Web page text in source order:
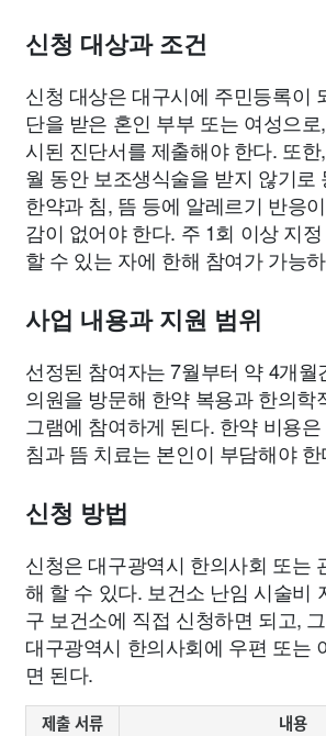
신청 대상과 조건
신청 대상은 대구시에 주민등록이
단을 받은 혼인 부부 또는 여성으
시된 진단서를 제출해야 한다. 또
월 동안 보조생식술을 받지 않기로
한약과 침, 뜸 등에 알레르기 반응
감이 없어야 한다. 주 1회 이상 지
할 수 있는 자에 한해 참여가 가능
사업 내용과 지원 범위
선정된 참여자는 7월부터 약 4개월
의원을 방문해 한약 복용과 한의학
그램에 참여하게 된다. 한약 비용
침과 뜸 치료는 본인이 부담해야 한
신청 방법
신청은 대구광역시 한의사회 또는
해 할 수 있다. 보건소 난임 시술비
구 보건소에 직접 신청하면 되고,
대구광역시 한의사회에 우편 또는
면 된다.
제출 서류
내용